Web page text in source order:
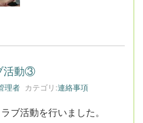
活動③
理者 カテゴリ:連絡事項
ブ活動を行いました。